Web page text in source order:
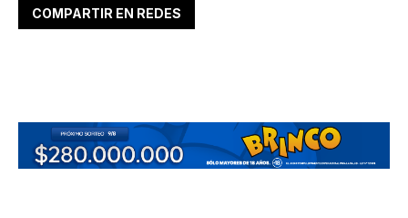
COMPARTIR EN REDES